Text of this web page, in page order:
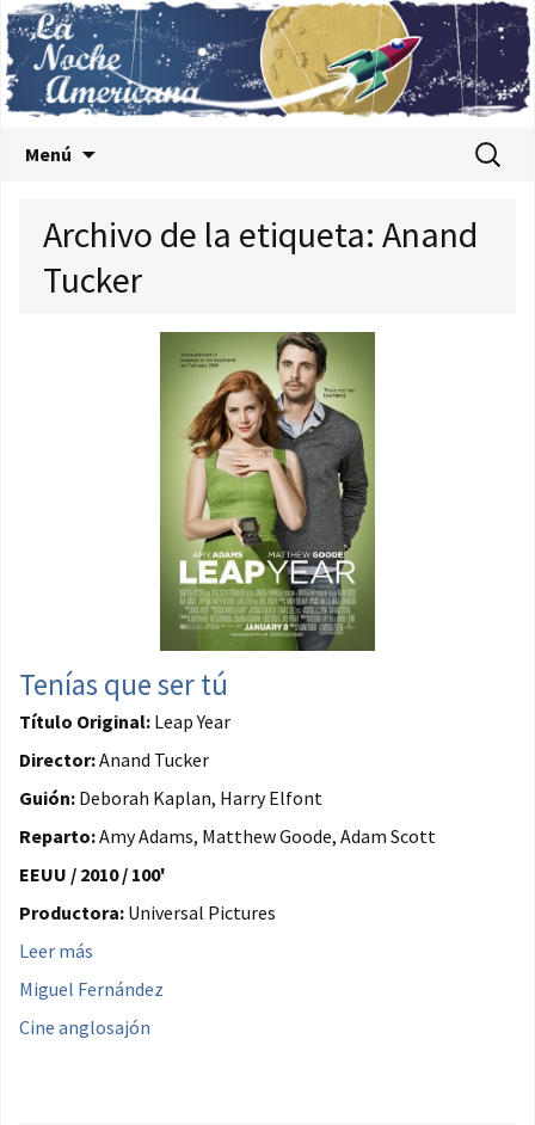
Menú Buscar:
Archivo de la etiqueta: Anand
Tucker
Tenías que ser tú
Título Original: Leap Year
Director:Anand Tucker
Guión: Deborah Kaplan, Harry Elfont
Reparto:Amy Adams, Matthew Goode, Adam Scott
EEUU / 2010 / 100'
Productora: Universal Pictures
Leer más
Miguel Fernández
Cine anglosajón